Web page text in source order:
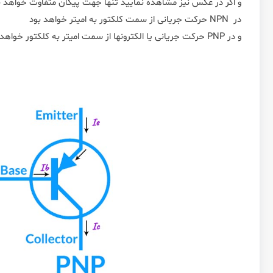
و اگر در عکس نیز مشاهده نمایید تنها جهت پیکان متفاوت خواهد
در NPN حرکت جریانی از سمت کلکتور به امیتر خواهد بود
و در PNP حرکت جریانی یا الکترونها از سمت امیتر به کلکتور خواهد بود.